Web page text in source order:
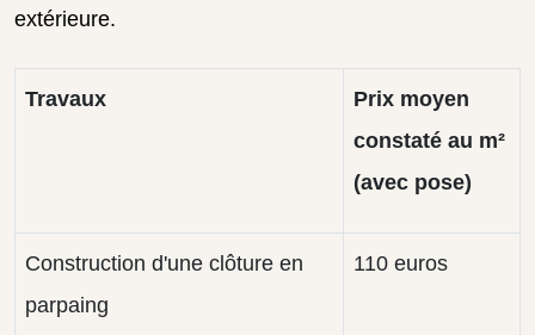
extérieure.
Travaux
Prix moyen
constaté au m²
(avec pose)
Construction d'une clôture en
parpaing
110 euros